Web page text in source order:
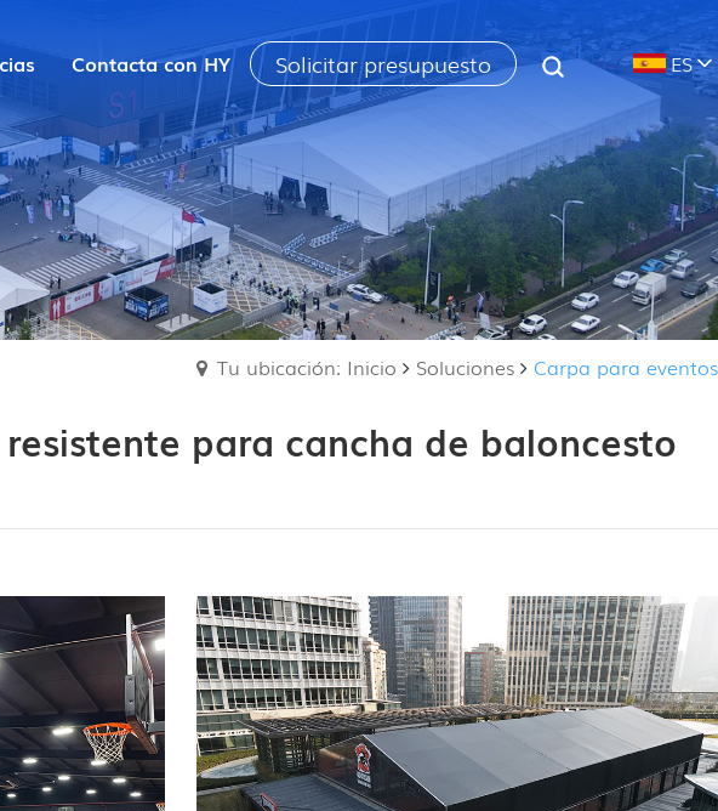
Contacta con HY Solicitar presupuesto ES
Tu ubicación: Inicio Soluciones Carpa para eventos
para cancha de baloncesto